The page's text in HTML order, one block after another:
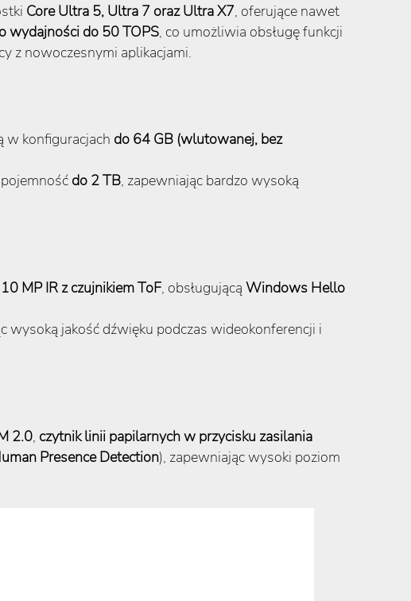
Core Ultra 5, Ultra 7 oraz Ultra X7, oferujące nawet
wydajności do 50 TOPS, co umożliwia obsługę funkcji
z nowoczesnymi aplikacjami.
konfiguracjach do 64 GB (wlutowanej, bez
do 2 TB, zapewniając bardzo wysoką
MP IR z czujnikiem ToF, obsługującą Windows Hello
wysoką jakość dźwięku podczas wideokonferencji i
2.0, czytnik linii papilarnych w przycisku zasilania
Presence Detection), zapewniając wysoki poziom